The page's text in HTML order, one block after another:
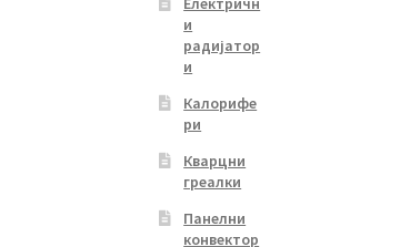
и
радијатор
и
Калорифе
ри
Кварцни
греалки
Панелни
конвектор